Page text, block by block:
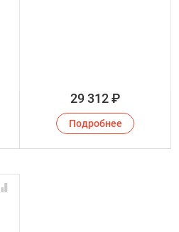
29 312₽
Подробнее